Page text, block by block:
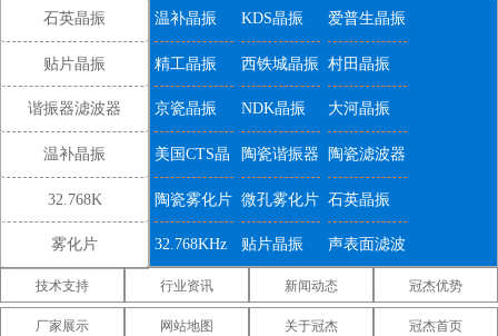
石英晶振
贴片晶振
谐振器滤波器
温补晶振
32.768K
雾化片
温补晶振 KDS晶振 爱普生晶振
精工晶振 西铁城晶振 村田晶振
京瓷晶振 NDK晶振 大河晶振
美国CTS晶
振
陶瓷谐振器 陶瓷滤波器
陶瓷雾化片 微孔雾化片 石英晶振
32.768KHz 贴片晶振 声表面滤波
器
IDT晶振 微晶晶振 康纳温菲尔
技术支持 行业资讯 新闻动态 冠杰优势
厂家展示 网站地图 关于冠杰 冠杰首页